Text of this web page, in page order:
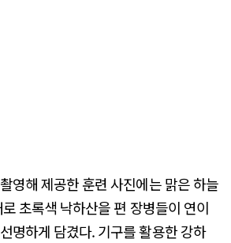
영해 제공한 훈련 사진에는 맑은 하늘
초록색 낙하산을 편 장병들이 연이
명하게 담겼다. 기구를 활용한 강하